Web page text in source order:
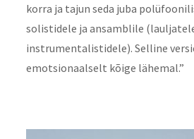
korra ja tajun seda juba
solistidele ja ansamblile
instrumentalistidele). Selline
emotsionaalselt kõige lähemal.”